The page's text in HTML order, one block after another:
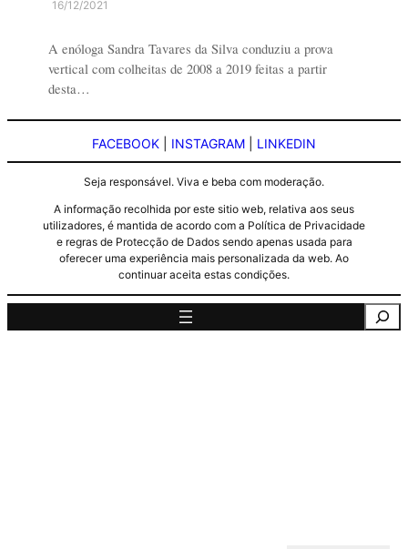
16/12/2021
A enóloga Sandra Tavares da Silva conduziu a prova
vertical com colheitas de 2008 a 2019 feitas a partir
desta…
FACEBOOK INSTAGRAM LINKEDIN
Seja responsável. Viva e beba com moderação.
A informação recolhida por este sitio web, relativa aos seus
utilizadores, é mantida de acordo com a Política de Privacidade
e regras de Protecção de Dados sendo apenas usada para
oferecer uma experiência mais personalizada da web. Ao
continuar aceita estas condições.